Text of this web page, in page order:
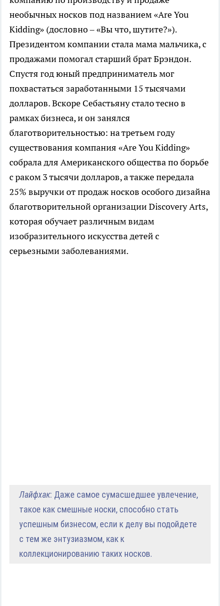
необычных носков под названием «Are You
Kidding» (дословно – «Вы что, шутите?»).
Президентом компании стала мама мальчика, с
продажами помогал старший брат Брэндон.
Спустя год юный предприниматель мог
похвастаться заработанными 15 тысячами
долларов. Вскоре Себастьяну стало тесно в
рамках бизнеса, и он занялся
благотворительностью: на третьем году
существования компания «Are You Kidding»
собрала для Американского общества по борьбе
с раком 3 тысячи долларов, а также передала
25% выручки от продаж носков особого дизайна
благотворительной организации Discovery Arts,
которая обучает различным видам
изобразительного искусства детей с
серьезными заболеваниями.
Лайфхак: Даже самое сумасшедшее увлечение,
такое как смешные носки, способно стать
успешным бизнесом, если к делу вы подойдете
с тем же энтузиазмом, как к
коллекционированию таких носков.